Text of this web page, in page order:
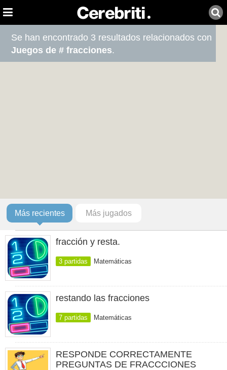
Se han encontrado 3 resultados relacionados con
Juegos de # fracciones.
Más recientes Más jugados
fracción y resta.
3 partidas Matemáticas
restando las fracciones
7 partidas Matemáticas
RESPONDE CORRECTAMENTE
PREGUNTAS DE FRACCCIONES